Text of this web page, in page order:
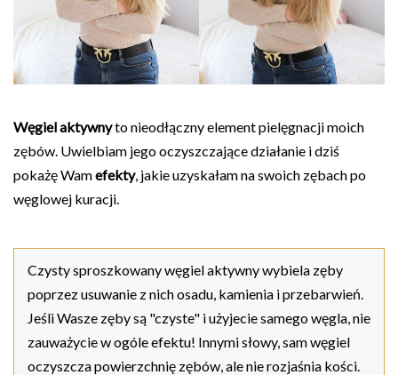
Węgiel aktywnyto nieodłączny element pielęgnacji moich
zębów. Uwielbiam jego oczyszczające działanie i dziś
pokażę Wamefekty, jakie uzyskałam na swoich zębach po
węglowej kuracji.
Czysty sproszkowany węgiel aktywny wybiela zęby
poprzez usuwanie z nich osadu, kamienia i przebarwień.
Jeśli Wasze zęby są "czyste" i użyjecie samego węgla, nie
zauważycie w ogóle efektu! Innymi słowy, sam węgiel
oczyszcza powierzchnię zębów, ale nie rozjaśnia kości.